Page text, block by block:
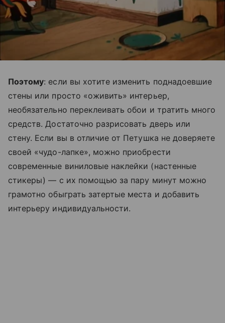
Поэтому: если вы хотите изменить поднадоевшие
стены или просто «оживить» интерьер,
необязательно переклеивать обои и тратить много
средств. Достаточно разрисовать дверь или
стену. Если вы в отличие от Петушка не доверяете
своей «чудо-лапке», можно приобрести
современные виниловые наклейки (настенные
стикеры) — с их помощью за пару минут можно
грамотно обыграть затертые места и добавить
интерьеру индивидуальности.